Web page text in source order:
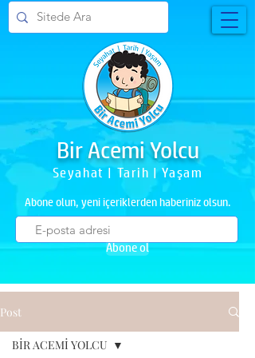
Bir Acemi Yolcu
Seyahat | Tarih | Yaşam
Abone olun, yeni içeriklerden haberiniz olsun.
Abone ol
Post
BİR ACEMİ YOLCU